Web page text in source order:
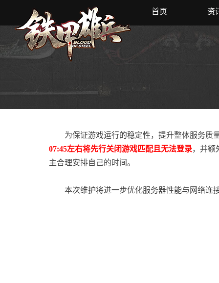
首页 资
为保证游戏运行的稳定性，提升整体服务质
07:45左右将先行关闭游戏匹配且无法登录，并额
主合理安排自己的时间。
本次维护将进一步优化服务器性能与网络连